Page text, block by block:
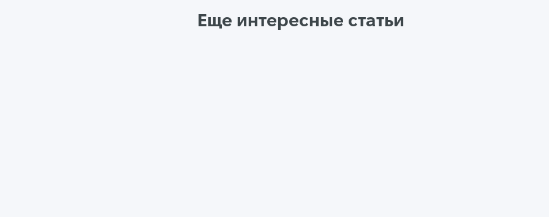
Еще интересные статьи